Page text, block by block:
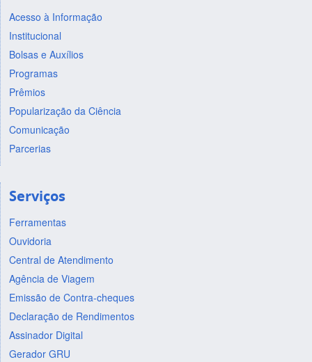
Acesso à Informação
Institucional
Bolsas e Auxílios
Programas
Prêmios
Popularização da Ciência
Comunicação
Parcerias
Serviços
Ferramentas
Ouvidoria
Central de Atendimento
Agência de Viagem
Emissão de Contra-cheques
Declaração de Rendimentos
Assinador Digital
Gerador GRU